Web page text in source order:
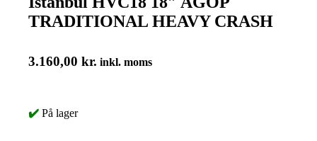
TRADITIONAL HEAVY CRASH
3.160,00 kr. inkl. moms
✔️ På lager